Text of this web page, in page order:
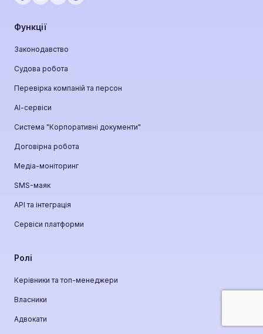
Функції
Законодавство
Судова робота
Перевірка компаній та персон
АІ-сервіси
Система "Корпоративні документи"
Договірна робота
Медіа-моніторинг
SMS-маяк
API та інтеграція
Сервіси платформи
Ролі
Керівники та топ-менеджери
Власники
Адвокати